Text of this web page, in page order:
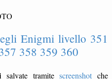
Enigmi livello 351
358 359 360
salvate tramitescreenshot che